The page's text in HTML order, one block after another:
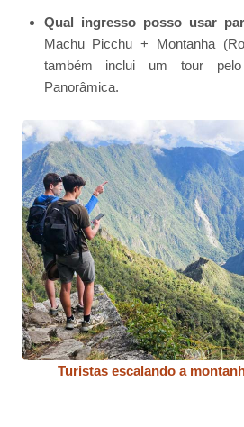
Qual ingresso posso usar
Machu Picchu + Montanha
também inclui um tour
Panorâmica.
Turistas escalando a